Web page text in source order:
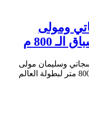
ومولى
800 م
سجاتي وسليمان مولى
باستحقاق إلى الدور النهائي لسباق 800 متر لبطولة العالم